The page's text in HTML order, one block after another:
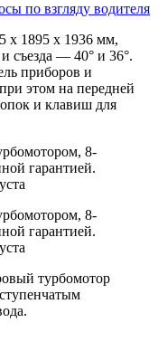
по взгляду водителя
x 1895 x 1936 мм,
съезда — 40° и 36°.
приборов и
этом на передней
и клавиш для
турбомотор